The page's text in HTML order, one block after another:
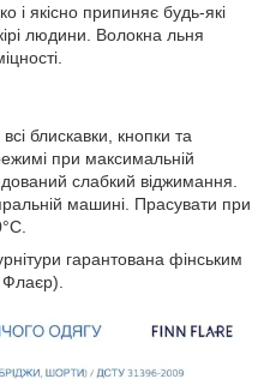
і якісно припиняє будь-які
людини. Волокна льня
блискавки, кнопки та
при максимальній
слабкий віджимання.
машині. Прасувати при
гарантована фінським